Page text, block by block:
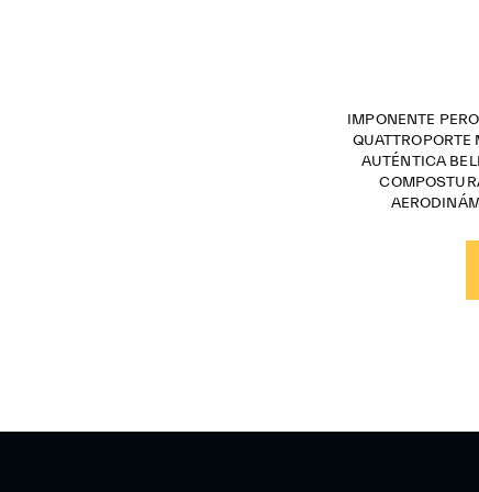
IMPONENTE
QUATTROPORTE
AUTÉNTICA